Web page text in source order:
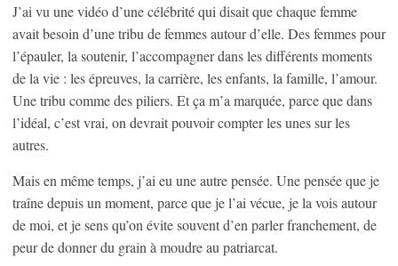
J’ai vu une vidéo d’une célébrité qui disait que chaque femme
avait besoin d’une tribu de femmes autour d’elle. Des femmes pour
l’épauler, la soutenir, l’accompagner dans les différents moments
de la vie : les épreuves, la carrière, les enfants, la famille, l’amour.
Une tribu comme des piliers. Et ça m’a marquée, parce que dans
l’idéal, c’est vrai, on devrait pouvoir compter les unes sur les
autres.
Mais en même temps, j’ai eu une autre pensée. Une pensée que je
traîne depuis un moment, parce que je l’ai vécue, je la vois autour
de moi, et je sens qu’on évite souvent d’en parler franchement, de
peur de donner du grain à moudre au patriarcat.